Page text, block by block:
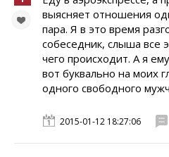
выясняет отношения
пара. Я в это время
собеседник, слыша все
чего происходит. А я
вот буквально на моих
одного свободного
2015-01-12 18:27:06